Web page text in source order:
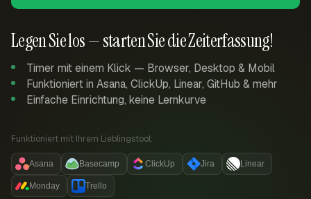
Legen Sie los — starten Sie die Zeiterfassung!
Timer mit einem Klick — Browser, Desktop & Mobil
Funktioniert in Asana, ClickUp, Linear, GitHub & mehr
Einfache Einrichtung, keine Lernkurve
Funktioniert mit Ihrem Lieblingstool:
Asana Basecamp ClickUp Jira Linear
Monday Trello